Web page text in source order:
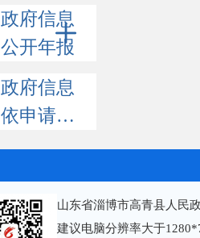
政府信息
公开年报
政府信息
依申请公开
山东省淄博市高青县人民
建议电脑分辨率大于